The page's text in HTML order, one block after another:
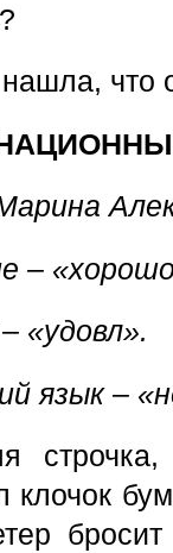
что
–
«удовл».
язык –
клочок